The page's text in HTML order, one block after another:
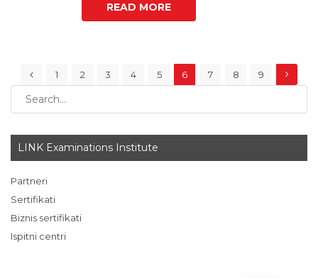
READ MORE
1 2 3 4 5 6 7 8 9
LINK Examinations Institute
Partneri
Sertifikati
Biznis sertifikati
Ispitni centri